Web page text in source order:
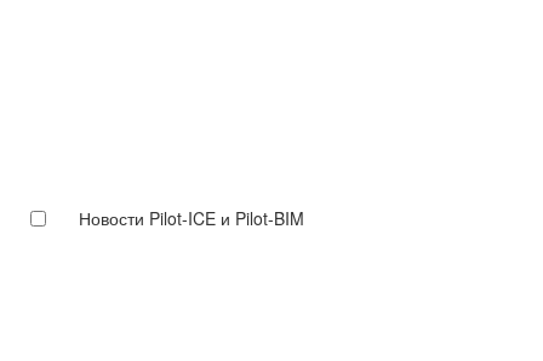
Новости Pilot-ICE и Pilot-BIM